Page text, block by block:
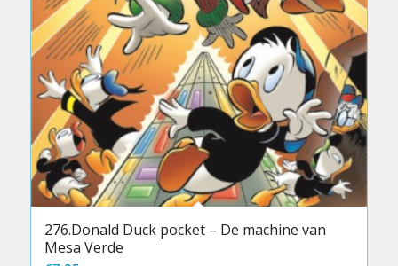
276.Donald Duck pocket – De machine van
Mesa Verde